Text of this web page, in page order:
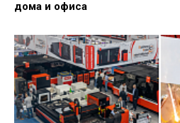
дома и офиса